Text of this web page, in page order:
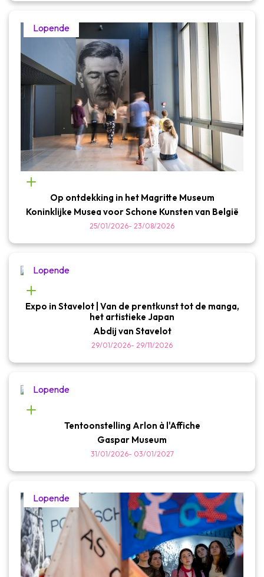
Op ontdekking in het Magritte Museum
Koninklijke Musea voor Schone Kunsten van België
25/01/2026- 23/08/2026
Lopende
Expo in Stavelot | Van de prentkunst tot de manga,
het artistieke Japan
Abdij van Stavelot
29/01/2026- 29/11/2026
Lopende
Tentoonstelling Arlon à l'Affiche
Gaspar Museum
31/01/2026- 03/01/2027
Lopende
Lopende